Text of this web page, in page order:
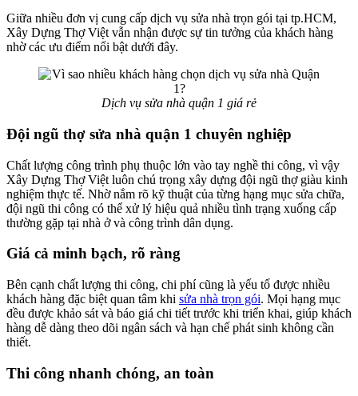
Giữa nhiều đơn vị cung cấp dịch vụ sửa nhà trọn gói tại tp.HCM,
Xây Dựng Thợ Việt vẫn nhận được sự tin tưởng của khách hàng
nhờ các ưu điểm nổi bật dưới đây.
Dịch vụ sửa nhà quận 1 giá rẻ
Đội ngũ thợ sửa nhà quận 1 chuyên nghiệp
Chất lượng công trình phụ thuộc lớn vào tay nghề thi công, vì vậy
Xây Dựng Thợ Việt luôn chú trọng xây dựng đội ngũ thợ giàu kinh
nghiệm thực tế. Nhờ nắm rõ kỹ thuật của từng hạng mục sửa chữa,
đội ngũ thi công có thể xử lý hiệu quả nhiều tình trạng xuống cấp
thường gặp tại nhà ở và công trình dân dụng.
Giá cả minh bạch, rõ ràng
Bên cạnh chất lượng thi công, chi phí cũng là yếu tố được nhiều
khách hàng đặc biệt quan tâm khi sửa nhà trọn gói. Mọi hạng mục
đều được khảo sát và báo giá chi tiết trước khi triển khai, giúp khách
hàng dễ dàng theo dõi ngân sách và hạn chế phát sinh không cần
thiết.
Thi công nhanh chóng, an toàn